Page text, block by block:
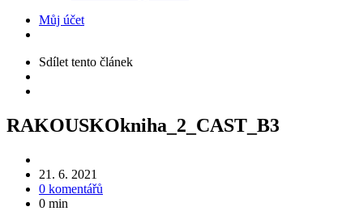
Můj účet
Sdílet tento článek
RAKOUSKOkniha_2_CAST_B3
21. 6. 2021
0 komentářů
0 min